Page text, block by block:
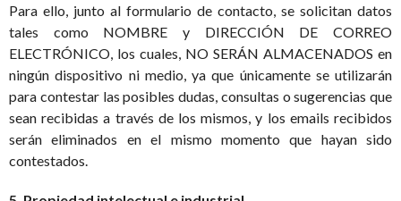
Para ello, junto al formulario de contacto, se solicitan datos
tales como NOMBRE y DIRECCIÓN DE CORREO
ELECTRÓNICO, los cuales, NO SERÁN ALMACENADOS en
ningún dispositivo ni medio, ya que únicamente se utilizarán
para contestar las posibles dudas, consultas o sugerencias que
sean recibidas a través de los mismos, y los emails recibidos
serán eliminados en el mismo momento que hayan sido
contestados.